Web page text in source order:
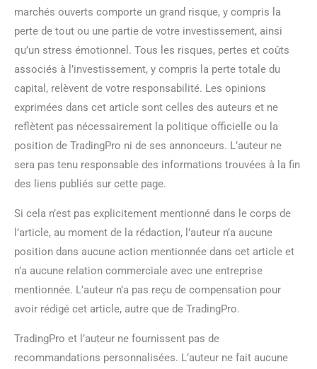
marchés ouverts comporte un grand risque, y compris la
perte de tout ou une partie de votre investissement, ainsi
qu’un stress émotionnel. Tous les risques, pertes et coûts
associés à l’investissement, y compris la perte totale du
capital, relèvent de votre responsabilité. Les opinions
exprimées dans cet article sont celles des auteurs et ne
reflètent pas nécessairement la politique officielle ou la
position de TradingPro ni de ses annonceurs. L’auteur ne
sera pas tenu responsable des informations trouvées à la fin
des liens publiés sur cette page.
Si cela n’est pas explicitement mentionné dans le corps de
l’article, au moment de la rédaction, l’auteur n’a aucune
position dans aucune action mentionnée dans cet article et
n’a aucune relation commerciale avec une entreprise
mentionnée. L’auteur n’a pas reçu de compensation pour
avoir rédigé cet article, autre que de TradingPro.
TradingPro et l’auteur ne fournissent pas de
recommandations personnalisées. L’auteur ne fait aucune